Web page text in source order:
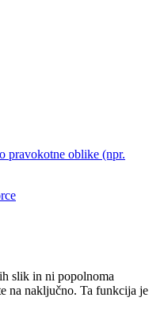
pravokotne oblike (npr.
slik in ni popolnoma
na naključno. Ta funkcija je